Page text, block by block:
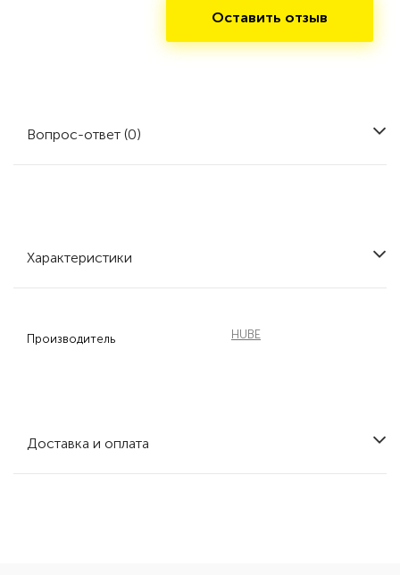
Оставить отзыв
Вопрос-ответ (0)
Характеристики
Производитель HUBE
Доставка и оплата